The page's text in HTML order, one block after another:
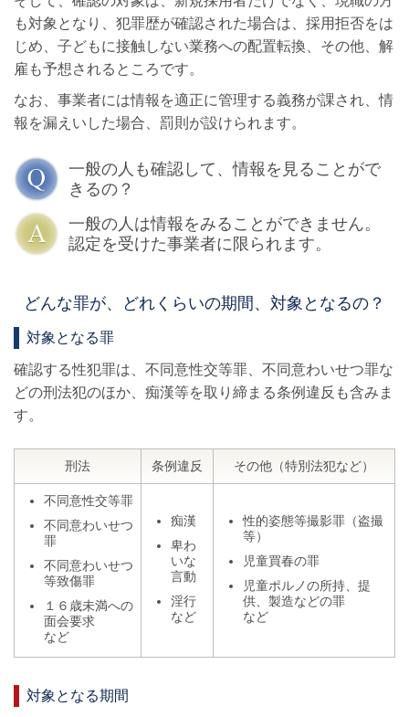
も対象となり、犯罪歴が確認された場合は、採用拒否をは
じめ、子どもに接触しない業務への配置転換、その他、解
雇も予想されるところです。
なお、事業者には情報を適正に管理する義務が課され、情
報を漏えいした場合、罰則が設けられます。
一般の人も確認して、情報を見ることがで
きるの？
一般の人は情報をみることができません。
認定を受けた事業者に限られます。
どんな罪が、どれくらいの期間、対象となるの？
対象となる罪
確認する性犯罪は、不同意性交等罪、不同意わいせつ罪な
どの刑法犯のほか、痴漢等を取り締まる条例違反も含みま
す。
刑法 条例違反 その他（特別法犯など）
不同意性交等罪
不同意わいせつ
罪
不同意わいせつ
等致傷罪
１６歳未満への
面会要求
など
痴漢
卑わ
いな
言動
淫行
など
性的姿態等撮影罪（盗撮
等）
児童買春の罪
児童ポルノの所持、提
供、製造などの罪
など
対象となる期間